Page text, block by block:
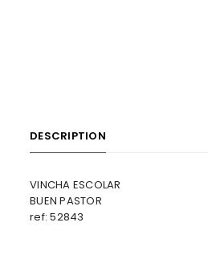
DESCRIPTION
VINCHA ESCOLAR
BUEN PASTOR
ref: 52843